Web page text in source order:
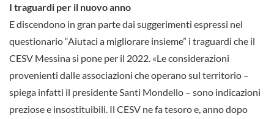
I traguardi per il nuovo anno
E discendono in gran parte dai suggerimenti espressi nel
questionario “Aiutaci a migliorare insieme” i traguardi che il
CESV Messina si pone per il 2022. «Le considerazioni
provenienti dalle associazioni che operano sul territorio –
spiega infatti il presidente Santi Mondello – sono indicazioni
preziose e insostituibili. Il CESV ne fa tesoro e, anno dopo